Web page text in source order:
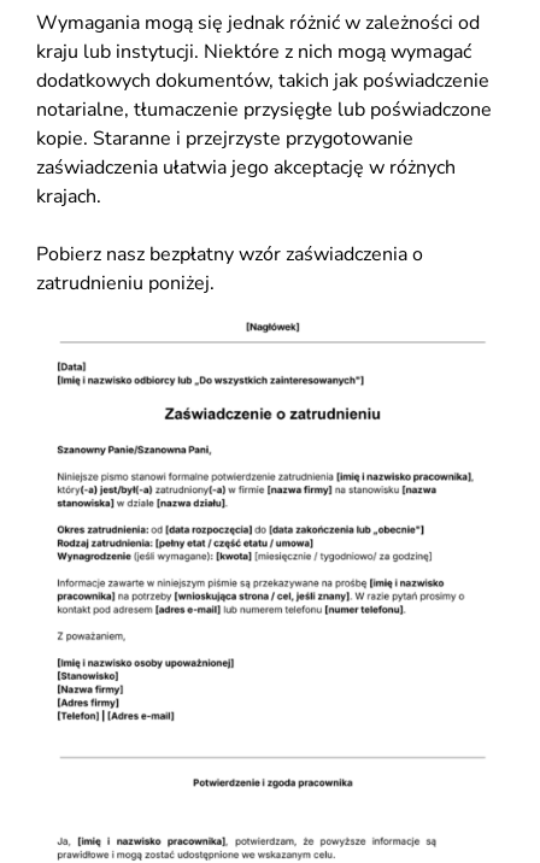
Wymagania mogą się jednak różnić w zależności od
kraju lub instytucji. Niektóre z nich mogą wymagać
dodatkowych dokumentów, takich jak poświadczenie
notarialne, tłumaczenie przysięgłe lub poświadczone
kopie. Staranne i przejrzyste przygotowanie
zaświadczenia ułatwia jego akceptację w różnych
krajach.
Pobierz nasz bezpłatny wzór zaświadczenia o
zatrudnieniu poniżej.